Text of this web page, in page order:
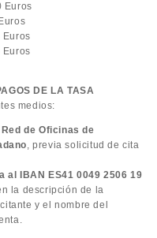
Euros
Euros
Euros
DE LA TASA
medios:
de Oficinas de
, previa solicitud de cita
al IBAN ES41 0049 2506 19
la descripción de la
y el nombre del